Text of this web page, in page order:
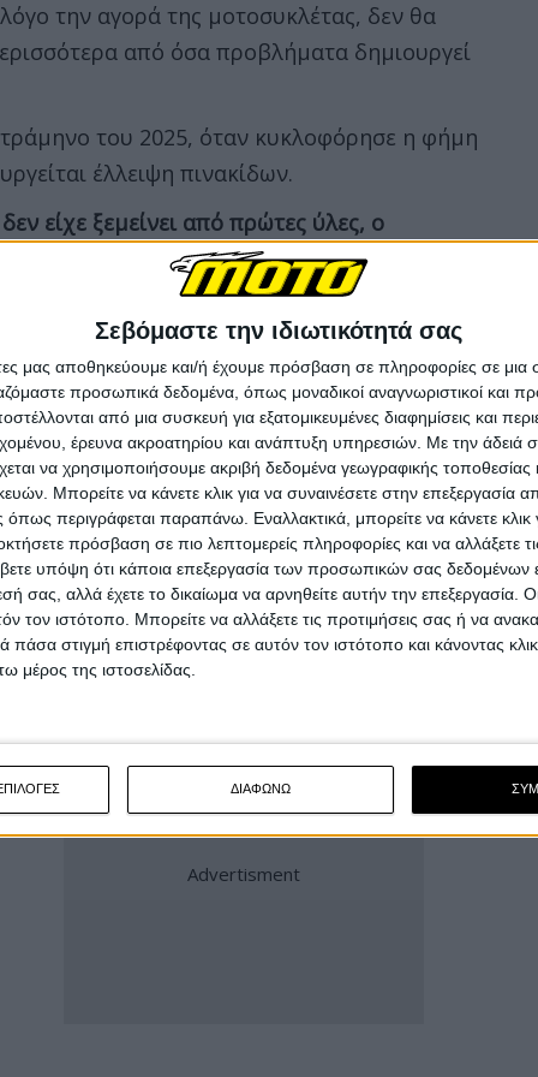
Σεβόμαστε την ιδιωτικότητά σας
μας αποθηκεύουμε και/ή έχουμε πρόσβαση σε πληροφορίες σε
προσωπικά δεδομένα, όπως μοναδικοί αναγνωριστικοί και
από μια συσκευή για εξατομικευμένες διαφημίσεις και
έρευνα ακροατηρίου και ανάπτυξη υπηρεσιών. Με την άδειά
να χρησιμοποιήσουμε ακριβή δεδομένα γεωγραφικής τοποθεσίας
Μπορείτε να κάνετε κλικ για να συναινέσετε στην επεξεργασία
περιγράφεται παραπάνω. Εναλλακτικά, μπορείτε να κάνετε κλικ
πρόσβαση σε πιο λεπτομερείς πληροφορίες και να αλλάξετε
υπόψη ότι κάποια επεξεργασία των προσωπικών σας δεδομένων
σας, αλλά έχετε το δικαίωμα να αρνηθείτε αυτήν την επεξεργασία.
τον ιστότοπο. Μπορείτε να αλλάξετε τις προτιμήσεις σας ή να
στιγμή επιστρέφοντας σε αυτόν τον ιστότοπο και κάνοντας
μέρος της ιστοσελίδας.
ΔΙΑΦΩΝΩ
την αγορά της μοτοσυκλέτας, δεν θα
από όσα προβλήματα δημιουργεί
του 2025, όταν κυκλοφόρησε η φήμη
έλλειψη πινακίδων.
είχε ξεμείνει από πρώτες ύλες, ο
αυτό ήταν το πρόβλημα.
εξαπλώθηκε σε όλη την χώρα. Για να
σε είσπραξη καθώς είχαν ήδη
πληρώσει και την μοτοσυκλέτα στην
εκδίδει πινακίδες από άλλες περιοχές. Εκτός
τα οχήματα, το πρόβλημα της έλλειψης
ξεκίνησε να κόβει και να εκδίδει νέες
την περίοδο.
Μεταφορών με ένα σχετικά μικρό ποσό, που